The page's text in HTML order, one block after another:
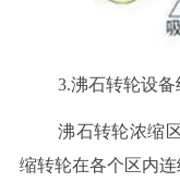
3.沸石转轮设备
沸石转轮浓缩
缩转轮在各个区内连